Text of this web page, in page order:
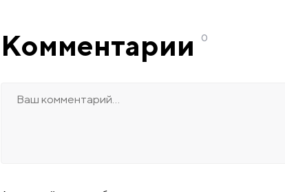
Комментарии 0